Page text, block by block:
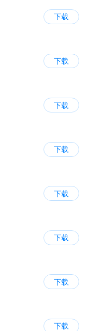
下载
下载
下载
下载
下载
下载
下载
下载